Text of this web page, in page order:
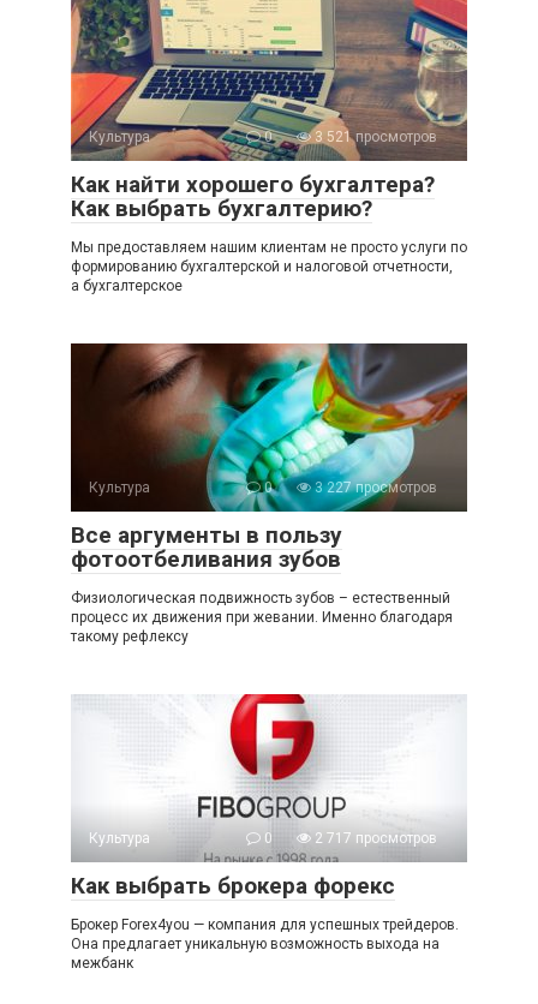
Культура 0 3 521 просмотров
Как найти хорошего бухгалтера?
Как выбрать бухгалтерию?
Мы предоставляем нашим клиентам не просто услуги по
формированию бухгалтерской и налоговой отчетности,
а бухгалтерское
Культура 0 3 227 просмотров
Все аргументы в пользу
фотоотбеливания зубов
Физиологическая подвижность зубов – естественный
процесс их движения при жевании. Именно благодаря
такому рефлексу
Культура 0 2 717 просмотров
Как выбрать брокера форекс
Брокер Forex4you — компания для успешных трейдеров.
Она предлагает уникальную возможность выхода на
межбанк